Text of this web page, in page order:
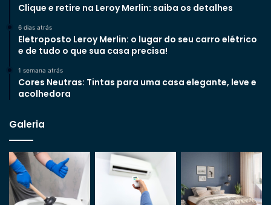
Clique e retire na Leroy Merlin: saiba os detalhes
6 dias atrás
Eletroposto Leroy Merlin: o lugar do seu carro elétrico
e de tudo o que sua casa precisa!
1 semana atrás
Cores Neutras: Tintas para uma casa elegante, leve e
acolhedora
Galeria